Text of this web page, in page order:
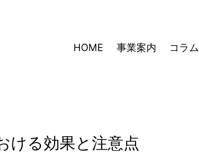
HOME 事業案内 コラム
ける効果と注意点